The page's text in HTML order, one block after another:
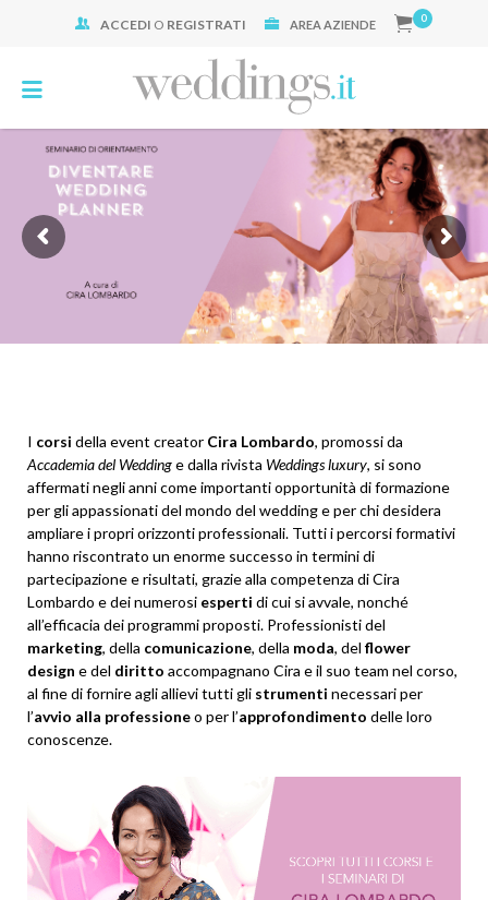
ACCEDI O REGISTRATI AREA AZIENDE 0
I corsi della event creator Cira Lombardo, promossi da
Accademia del Weddinge dalla rivista Weddings luxury, si sono
affermati negli anni come importanti opportunità di formazione
per gli appassionati del mondo del wedding e per chi desidera
ampliare i propri orizzonti professionali. Tutti i percorsi formativi
hanno riscontrato un enorme successo in termini di
partecipazione e risultati, grazie alla competenza di Cira
Lombardo e dei numerosi esperti di cui si avvale, nonché
all’efficacia dei programmi proposti. Professionisti del
marketing, della comunicazione, della moda, del flower
design e del diritto accompagnano Cira e il suo team nel corso,
al fine di fornire agli allievi tutti gli strumenti necessari per
l’avvio alla professioneo per l’approfondimento delle loro
conoscenze.